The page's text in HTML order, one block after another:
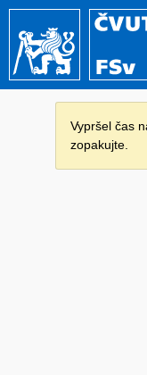
Vypršel čas
zopakujte.